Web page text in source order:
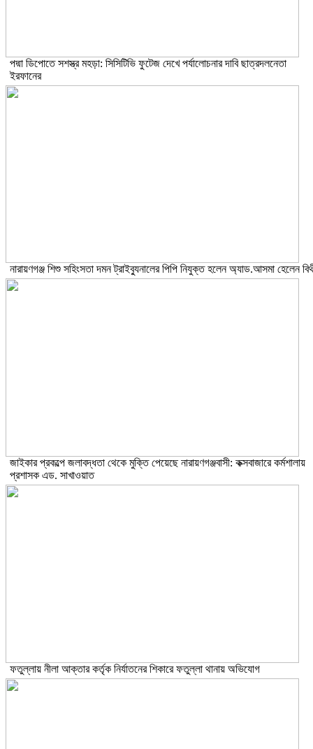
পদ্মা ডিপোতে সশস্ত্র মহড়া: সিসিটিভি ফুটেজ দেখে পর্যালোচনার দাবি ছাত্রদলনেতা
ইরফানের
নারায়ণগঞ্জ শিশু সহিংসতা দমন ট্রাইব্যুনালের পিপি নিযুক্ত হলেন অ্যাড.আসমা হেলেন
জাইকার প্রকল্পে জলাবদ্ধতা থেকে মুক্তি পেয়েছে নারায়ণগঞ্জবাসী: কক্সবাজারে কর্মশালায়
প্রশাসক এড. সাখাওয়াত
ফতুল্লায় নীলা আক্তার কর্তৃক নির্যাতনের শিকারে ফতুল্লা থানায় অভিযোগ